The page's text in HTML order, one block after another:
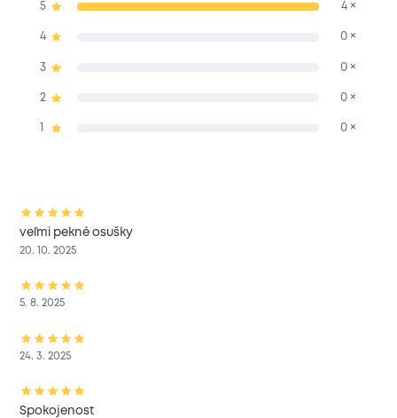
5 4 ×
4 0 ×
3 0 ×
2 0 ×
0 ×
veľmi pekné osušky
20. 10. 2025
5. 8. 2025
24. 3. 2025
Spokojenost